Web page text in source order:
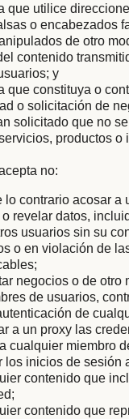
que utilice
o encabezados
de otro
contenido
y
que constituya o
o solicitación de
solicitado que no
productos o
no:
lo contrario acosar a
revelar datos,
usuarios sin su
o en violación de
negocios o de otro
de usuarios,
de
a un proxy las
cualquier miembro
los inicios de sesión
contenido que
contenido que